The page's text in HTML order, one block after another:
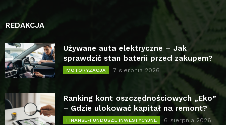
REDAKCJA
Używane auta elektryczne – Jak
sprawdzić stan baterii przed zakupem?
MOTORYZACJA 7 sierpnia 2026
Ranking kont oszczędnościowych „Eko”
– Gdzie ulokować kapitał na remont?
FINANSE-FUNDUSZE INWESTYCYJNE 6 sierpnia 2026